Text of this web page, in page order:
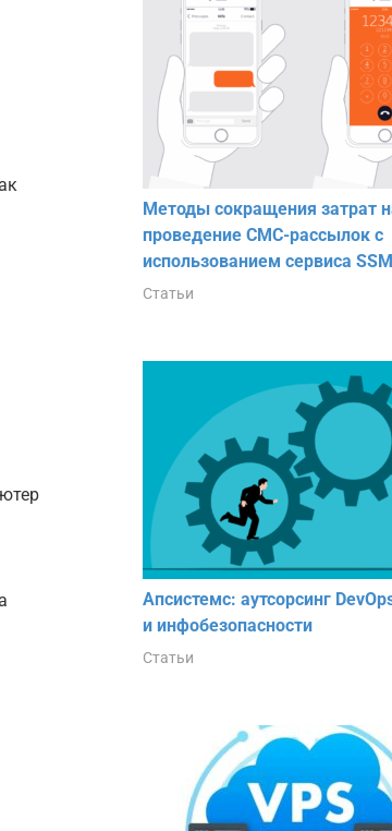
Методы сокращения затрат
проведение СМС-рассылок с
использованием сервиса
Статьи
Апсистемс: аутсорсинг
и инфобезопасности
Статьи